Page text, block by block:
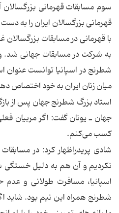
قهرمانی بزرگسالان ایران را به
با قهرمانی در مسابقات
به شركت در مسابقات جهانی شد.
شطرنج در اسپانیا توانست عنوان
میان زنان ایران به خود اختصاص
استاد بزرگ شطرنج جهان پس از
جهان ـ یونان گفت: اگر مربیان
كسب می‌كنم.
شادی پریدراظهار كرد: در
نكردیم و آن هم به دلیل خستگی
اسپانیا، مسافرت طولانی و
شطرنج همراه این تیم بود. شاید